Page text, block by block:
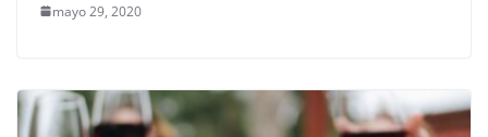
mayo 29, 2020